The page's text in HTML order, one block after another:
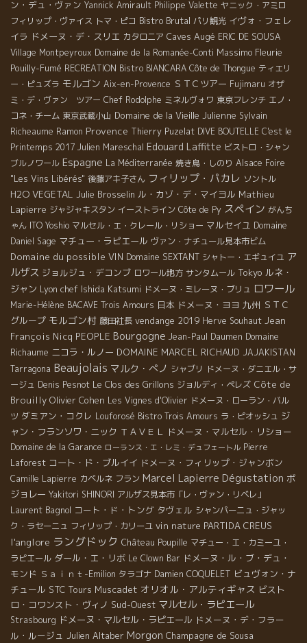
ン・デュ・ヴァン Yannick Amirault Philippe Valette ヤニック・アミロ
フィリップ・ヴァイス トマ・ピコ Bistro Brutal パリ観光 イヴォ・フェレ
イラ ドメーヌ・デ・スリエ カタロニア Caves Augé ERIC DE SOUSA
Village Montpeyroux Domaine de la Romanée-Conti Massimo Fleurie
Pouilly-Fumé RECREATION Bistro BIANCARA Côte de Thongue ティエリ
ー・ピュズラ モルゴン Aix-en-Provence ＳＴＣツアー Fujimaru オザ
ミ・デ・ヴァン ツアー Chef Rodolphe ミネルヴォワ 東京フレンチ エノ・
コネ・チーム 東京武蔵小山 Domaine de la Vieille Julienne Sylvain
Richeaume Ramon Provence Thierry Puzelat DIVE BOUTELLE C'est le
Printemps 2017 Julien Mareschal Edouard Laffitte ビストロ・シャン
ブルノワール Espagne La Méditerranée 焼き鳥・しのり Alsace Foire
"Les Vins Libérés" 後藤アキ子さん フィリップ・パカレ ソントル
H2O VEGETAL Julie Brosselin ル・カゾ・デ・マイヨル Mathieu
Lapierre ジャジャキスタン イーストライン Côte de Py スペイン がんち
ゃん ITO Yoshio マルセル・エ・クレール・リショー マルセイユ Domaine
Daniel Sage マチュー・ラピエール ヴァン・ナチュール見本市ビム
Domaine du possible VIN Domaine SEXTANT シャトー・エギュイユ ア
ルザス ジョルジュ・デコンブ ロワール地方 サンタムール Tokyo ルネ・
ジャン Lyon chef Ishida Katsumi ドメーヌ・ミレーヌ・ブリュ ロワール
Marie-Hélène BACAVE Trois Amours 日本 ドメーヌ・ヨヨ 九州 ＳＴＣ
グループ モルゴン村 藤田社長 vendange 2019 Herve Souhaut Jean
François Nicq PEOPLE Bourgogne Jean-Paul Daumen Domaine
Richaume ニコラ・ルノー DOMAINE MARCEL RICHAUD JAJAKISTAN
Tarragona Beaujolais マルク・ぺノ シャブリ ドメーヌ・ダニエル・サ
ージュ Denis Pesnot Le Clos des Grillons ジョルディ・ペレズ Côte de
Brouilly Olivier Cohen Les Vignes d'Olivier ドメーヌ・ローラン・バル
ツ ダミアン・コクレ Louforosé Bistro Trois Amours ラ・ピオッシュ ジ
ャン・フランソワ・ニック ＴＡＶＥＬ ドメーヌ・マルセル・リショー
Domaine de la Garance ローランス・エ・レミ・デュフェートル Pierre
Laforest コート・ド・ブルイイ ドメーヌ・フィリップ・ジャンボン
Camille Lapierre カベルネ フラン Marcel Lapierre Dégustation ボ
ジョレー Yakitori SHINORI アルザス見本市「レ・ヴァン・リベレ」
Laurent Bagnol コート・ド・トング タヴェル シャンパーニュ・ジャッ
ク・ラセーニュ フィリップ・カリーユ vin nature PARTIDA CREUS
l'anglore ラングドック Château Poupille マチュー・エ・カミーユ・
ラピエール ダール・エ・リボ Le Clown Bar ドメーヌ・ル・ブ・デュ・
モンド Ｓａｉｎｔ-Emilion タラゴナ Damien COQUELET ビュヴォン・ナ
チュール STC Tours Muscadet オリオル・アルティギャス ビスト
ロ・コワンスト・ヴィノ Sud-Ouest マルセル・ラピエール
Strasbourg ドメーヌ・マルセル・ラピエール ドメーヌ・デ・フラー
ル・ルージュ Julien Altaber Morgon Champagne de Sousa